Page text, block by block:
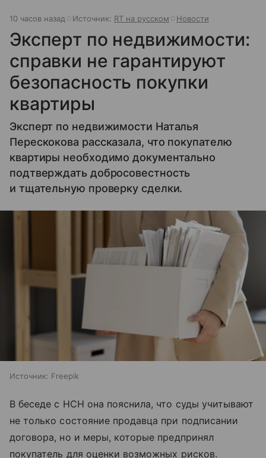
10 часов назад Источник: RT на русском Новости
Эксперт по недвижимости:
справки не гарантируют
безопасность покупки
квартиры
Эксперт по недвижимости Наталья
Перескокова рассказала, что покупателю
квартиры необходимо документально
подтверждать добросовестность
и тщательную проверку сделки.
Источник: Freepik
В беседе с НСН она пояснила, что суды учитывают
не только состояние продавца при подписании
договора, но и меры, которые предпринял
покупатель для оценки возможных рисков.